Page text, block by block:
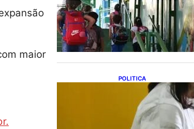
maior
Ensino
melhora nas
municipais
POLITICA
Justiça Eleitoral
orçamento de
bilhões para
segue para PLOA